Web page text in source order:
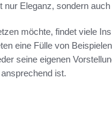
nur Eleganz, sondern
möchte, findet viele
eine Fülle von
seine eigenen
ist.